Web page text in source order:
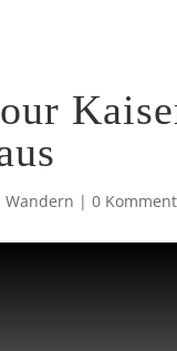
Wandern |0